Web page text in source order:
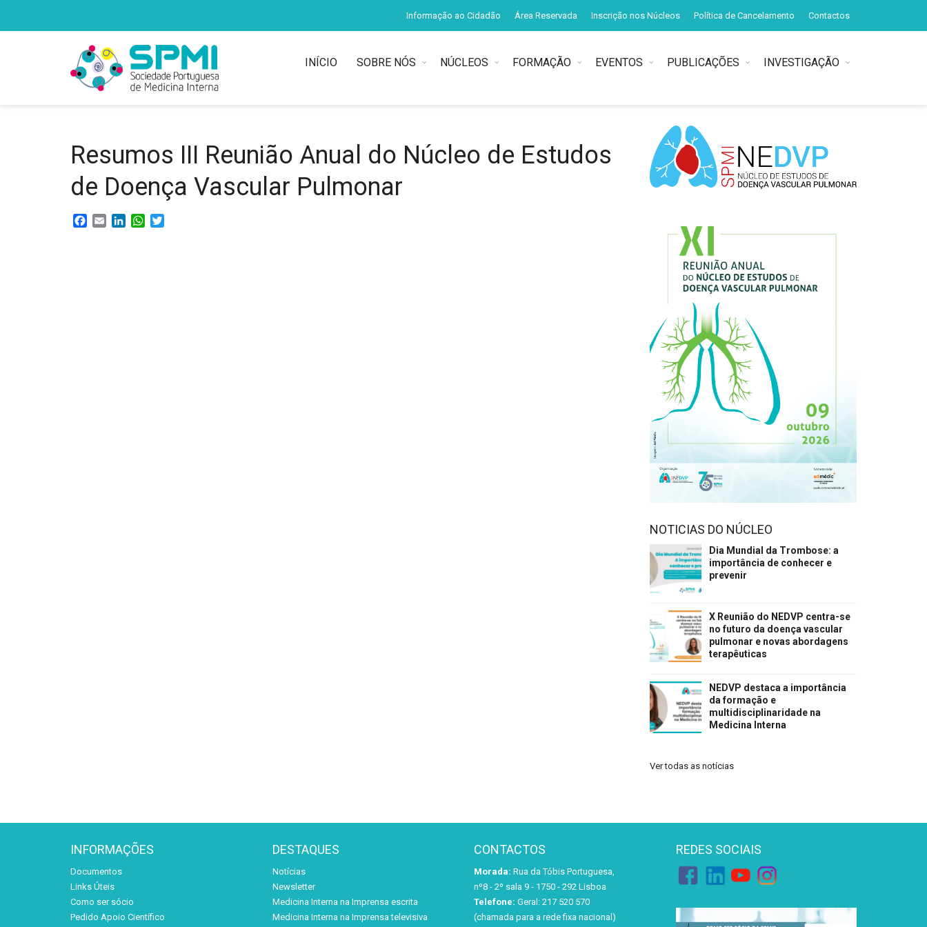
Informação ao Cidadão Área Reservada Inscrição nos Núcleos Política de Cancelamento Contactos
INÍCIO SOBRE NÓS NÚCLEOS FORMAÇÃO EVENTOS PUBLICAÇÕES INVESTIGAÇÃO
Resumos III Reunião Anual do Núcleo de Estudos
de Doença Vascular Pulmonar
Facebook
Email LinkedInWhatsApp
NOTICIAS DO NÚCLEO
Dia Mundial da Trombose: a
importância de conhecer e
prevenir
X Reunião do NEDVP centra-se
no futuro da doença vascular
pulmonar e novas abordagens
terapêuticas
NEDVP destaca a importância
da formação e
multidisciplinaridade na
Medicina Interna
Ver todas as notícias
INFORMAÇÕES
Documentos
Links Úteis
Como ser sócio
Pedido Apoio Científico
DESTAQUES
Notícias
Newsletter
Medicina Interna na Imprensa escrita
Medicina Interna na Imprensa televisiva
CONTACTOS
Morada: Rua da Tóbis Portuguesa,
nº8 - 2º sala 9 - 1750 - 292 Lisboa
Telefone: Geral: 217 520 570
(chamada para a rede fixa nacional)
REDES SOCIAIS